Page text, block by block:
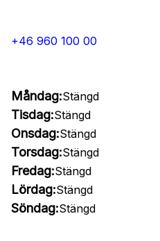
+46 960 100 00
Måndag:Stängd
Tisdag:Stängd
Onsdag:Stängd
Torsdag:Stängd
Fredag:Stängd
Lördag:Stängd
Söndag:Stängd